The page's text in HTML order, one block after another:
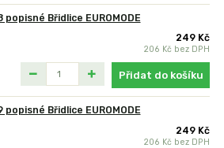
popisné Břidlice EUROMODE
249 Kč
206 Kč bez DPH
Přidat do košíku
popisné Břidlice EUROMODE
249 Kč
206 Kč bez DPH